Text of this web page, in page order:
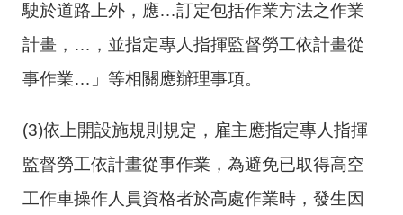
駛於道路上外，應…訂定包括作業方法之作業
計畫，…，並指定專人指揮監督勞工依計畫從
事作業…」等相關應辦理事項。
(3)依上開設施規則規定，雇主應指定專人指揮
監督勞工依計畫從事作業，為避免已取得高空
工作車操作人員資格者於高處作業時，發生因